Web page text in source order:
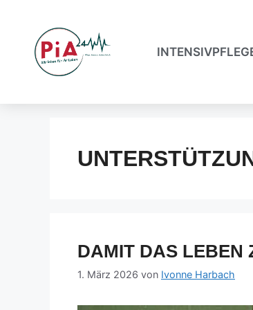
DAMIT DAS LEBEN
1. März 2026 von Ivonne Harbach